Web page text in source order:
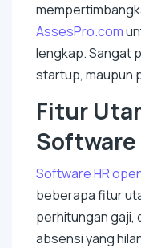
AssesPro.com
lengkap. Sangat
startup, maupun
Fitur
Software
SoftwareHR
beberapa fitur
perhitungan gaji,
absensi yang